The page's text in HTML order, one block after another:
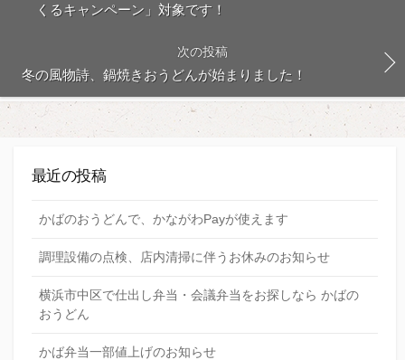
くるキャンペーン」対象です！
次の投稿
冬の風物詩、鍋焼きおうどんが始まりました！
最近の投稿
かばのおうどんで、かながわPayが使えます
調理設備の点検、店内清掃に伴うお休みのお知らせ
横浜市中区で仕出し弁当・会議弁当をお探しなら かばの
おうどん
かば弁当一部値上げのお知らせ